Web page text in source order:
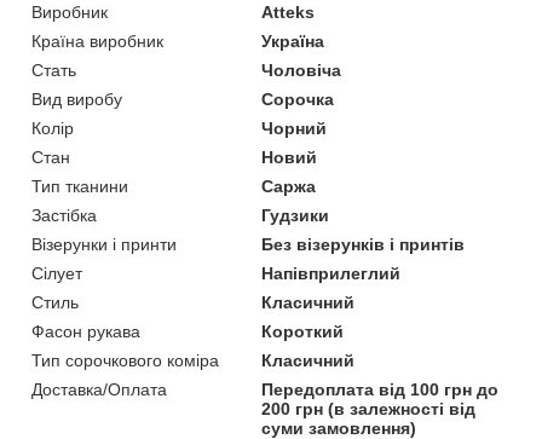
Виробник
Atteks
Країна виробник
Україна
Стать
Чоловіча
Вид виробу
Сорочка
Колір
Чорний
Стан
Новий
Тип тканини
Саржа
Застібка
Гудзики
Візерунки і принти
Без візерунків і принтів
Сілует
Напівприлеглий
Стиль
Класичний
Фасон рукава
Короткий
Тип сорочкового коміра
Класичний
Доставка/Оплата
Передоплата від 100 грн до
200 грн (в залежності від
суми замовлення)